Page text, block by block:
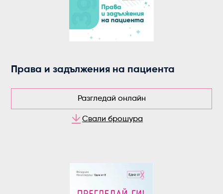
Права и задължения на пациента
Разгледай онлайн
Свали брошура